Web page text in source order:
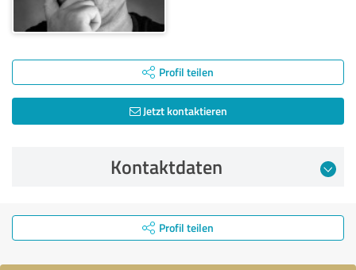
Profil teilen
Jetzt kontaktieren
Kontaktdaten
Profil teilen